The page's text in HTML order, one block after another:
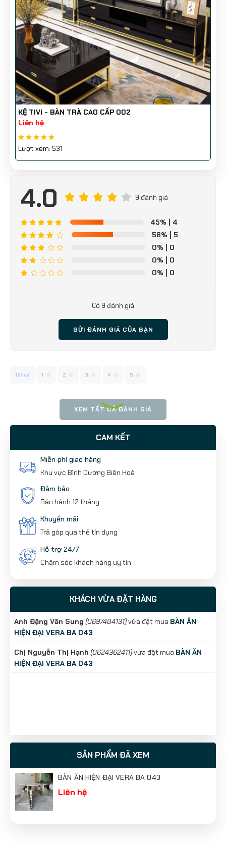
KỆ TIVI - BÀN TRÀ CAO CẤP 002
Liên hệ
Lượt xem: 531
4.0 9 đánh giá
45% | 4
56% | 5
0% | 0
0% | 0
0% | 0
Có 9 đánh giá
GỬI ĐÁNH GIÁ CỦA BẠN
Tất cả 1 2 3 4 5
XEM TẤT CẢ ĐÁNH GIÁ
CAM KẾT
Miễn phí giao hàng
Khu vực Bình Dương Biên Hoà
Đảm bảo
Bảo hành 12 tháng
Khuyến mãi
Trả góp qua thẻ tín dụng
Hỗ trợ 24/7
Chăm sóc khách hàng uy tín
KHÁCH VỪA ĐẶT HÀNG
Anh Đặng Văn Sung (0697484131)vừa đặt mua BÀN ĂN
HIỆN ĐẠI VERA BA 043
Chị Nguyễn Thị Hạnh (0624362411)vừa đặt mua BÀN ĂN
HIỆN ĐẠI VERA BA 043
SẢN PHẨM ĐÃ XEM
BÀN ĂN HIỆN ĐẠI VERA BA 043
Liên hệ